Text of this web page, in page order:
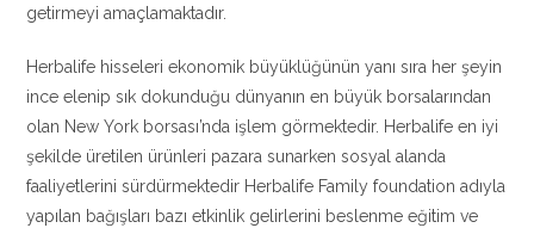
getirmeyi amaçlamaktadır.
Herbalife hisseleri ekonomik büyüklüğünün yanı sıra her şeyin
ince elenip sık dokunduğu dünyanın en büyük borsalarından
olan New York borsası’nda işlem görmektedir. Herbalife en iyi
şekilde üretilen ürünleri pazara sunarken sosyal alanda
faaliyetlerini sürdürmektedir Herbalife Family foundation adıyla
yapılan bağışları bazı etkinlik gelirlerini beslenme eğitim ve